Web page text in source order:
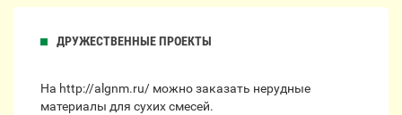
ДРУЖЕСТВЕННЫЕ ПРОЕКТЫ
На http://algnm.ru/ можно заказать нерудные
материалы для сухих смесей.